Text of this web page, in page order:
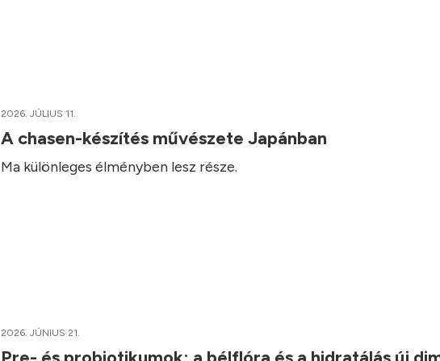
2026. JÚLIUS 11.
A chasen-készítés művészete Japánban
Ma különleges élményben lesz része.
2026. JÚNIUS 21.